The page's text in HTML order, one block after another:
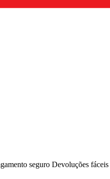
seguro Devoluções fáceis